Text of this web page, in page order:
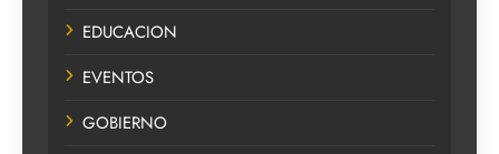
EDUCACION
EVENTOS
GOBIERNO